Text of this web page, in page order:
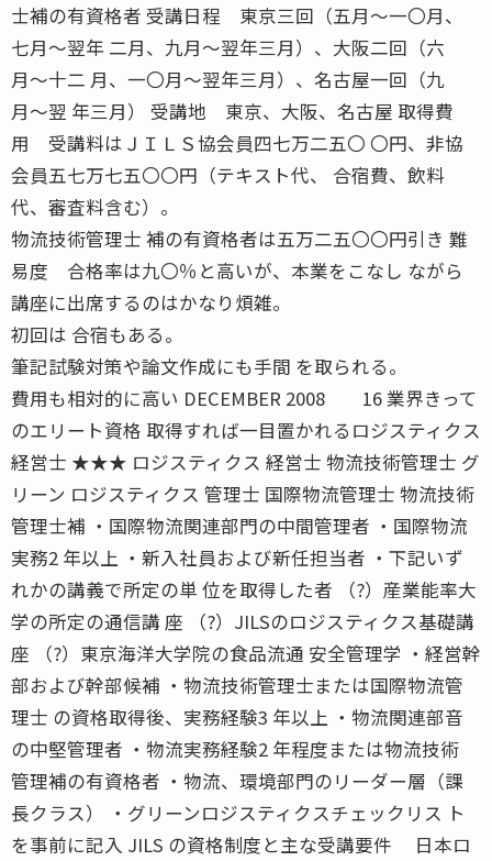
士補の有資格者 受講日程 東京三回（五月〜一〇月、
七月〜翌年 二月、九月〜翌年三月）、大阪二回（六
月〜十二 月、一〇月〜翌年三月）、名古屋一回（九
月〜翌 年三月） 受講地 東京、大阪、名古屋 取得費
用 受講料はＪＩＬＳ協会員四七万二五〇 〇円、非協
会員五七万七五〇〇円（テキスト代、 合宿費、飲料
代、審査料含む）。
物流技術管理士 補の有資格者は五万二五〇〇円引き 難
易度 合格率は九〇％と高いが、本業をこなし ながら
講座に出席するのはかなり煩雑。
初回は 合宿もある。
筆記試験対策や論文作成にも手間 を取られる。
費用も相対的に高い DECEMBER 2008 16 業界きって
のエリート資格 取得すれば一目置かれるロジスティクス
経営士 ★★★ ロジスティクス 経営士 物流技術管理士 グ
リーン ロジスティクス 管理士 国際物流管理士 物流技術
管理士補 ・国際物流関連部門の中間管理者 ・国際物流
実務2 年以上 ・新入社員および新任担当者 ・下記いず
れかの講義で所定の単 位を取得した者 （?）産業能率大
学の所定の通信講 座 （?）JILSのロジスティクス基礎講
座 （?）東京海洋大学院の食品流通 安全管理学 ・経営幹
部および幹部候補 ・物流技術管理士または国際物流管
理士 の資格取得後、実務経験3 年以上 ・物流関連部音
の中堅管理者 ・物流実務経験2 年程度または物流技術
管理補の有資格者 ・物流、環境部門のリーダー層（課
長クラス） ・グリーンロジスティクスチェックリス ト
を事前に記入 JILS の資格制度と主な受講要件 日本ロ